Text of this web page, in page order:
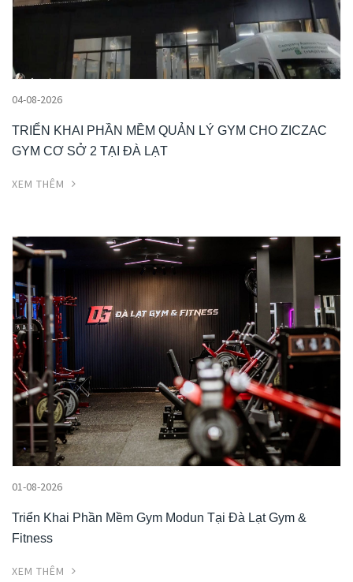
04-08-2026
TRIỂN KHAI PHẦN MỀM QUẢN LÝ GYM CHO ZICZAC
GYM CƠ SỞ 2 TẠI ĐÀ LẠT
XEM THÊM
01-08-2026
Triển Khai Phần Mềm Gym Modun Tại Đà Lạt Gym &
Fitness
XEM THÊM